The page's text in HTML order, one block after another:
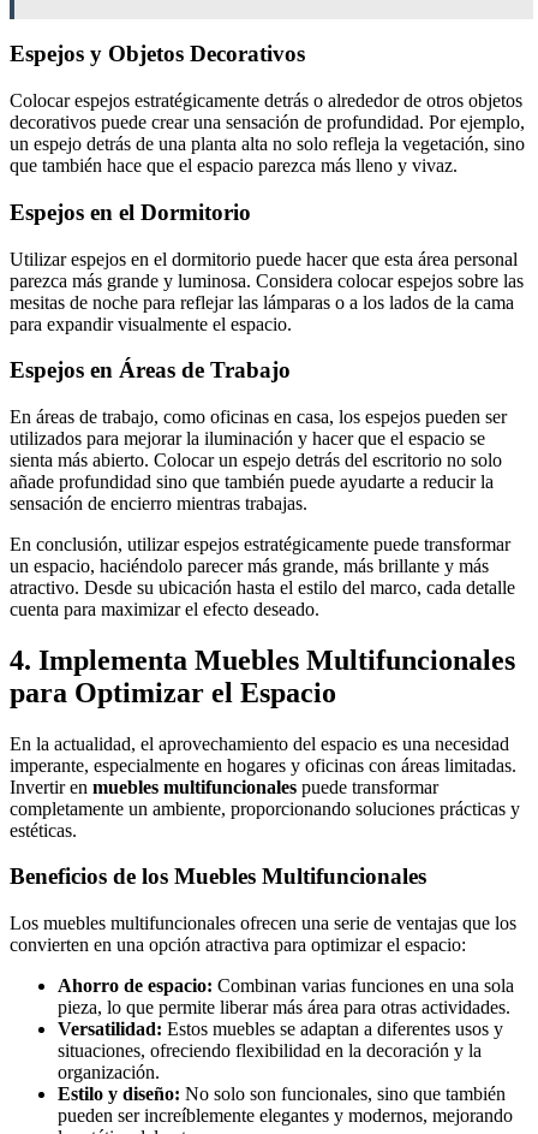
Espejos y Objetos Decorativos
Colocar espejos estratégicamente detrás o alrededor de otros objetos
decorativos puede crear una sensación de profundidad. Por ejemplo,
un espejo detrás de una planta alta no solo refleja la vegetación, sino
que también hace que el espacio parezca más lleno y vivaz.
Espejos en el Dormitorio
Utilizar espejos en el dormitorio puede hacer que esta área personal
parezca más grande y luminosa. Considera colocar espejos sobre las
mesitas de noche para reflejar las lámparas o a los lados de la cama
para expandir visualmente el espacio.
Espejos en Áreas de Trabajo
En áreas de trabajo, como oficinas en casa, los espejos pueden ser
utilizados para mejorar la iluminación y hacer que el espacio se
sienta más abierto. Colocar un espejo detrás del escritorio no solo
añade profundidad sino que también puede ayudarte a reducir la
sensación de encierro mientras trabajas.
En conclusión, utilizar espejos estratégicamente puede transformar
un espacio, haciéndolo parecer más grande, más brillante y más
atractivo. Desde su ubicación hasta el estilo del marco, cada detalle
cuenta para maximizar el efecto deseado.
4. Implementa Muebles Multifuncionales
para Optimizar el Espacio
En la actualidad, el aprovechamiento del espacio es una necesidad
imperante, especialmente en hogares y oficinas con áreas limitadas.
Invertir en muebles multifuncionales puede transformar
completamente un ambiente, proporcionando soluciones prácticas y
estéticas.
Beneficios de los Muebles Multifuncionales
Los muebles multifuncionales ofrecen una serie de ventajas que los
convierten en una opción atractiva para optimizar el espacio:
Ahorro de espacio: Combinan varias funciones en una sola
pieza, lo que permite liberar más área para otras actividades.
Versatilidad: Estos muebles se adaptan a diferentes usos y
situaciones, ofreciendo flexibilidad en la decoración y la
organización.
Estilo y diseño: No solo son funcionales, sino que también
pueden ser increíblemente elegantes y modernos, mejorando